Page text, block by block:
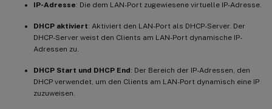
IP-Adresse: Die dem LAN-Port zugewiesene virtuelle IP-Adresse.
DHCP aktiviert: Aktiviert den LAN-Port als DHCP-Server. Der
DHCP-Server weist den Clients am LAN-Port dynamische IP-
Adressen zu.
DHCP Start und DHCP End: Der Bereich der IP-Adressen, den
DHCP verwendet, um den Clients am LAN-Port dynamisch eine IP
zuzuweisen.